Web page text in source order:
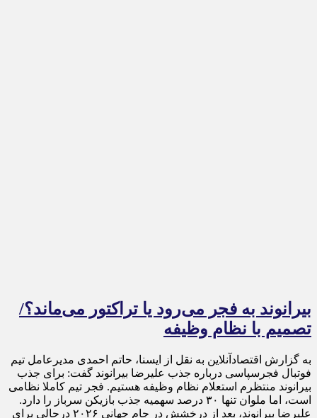
بیرانوند به فجر می‌رود یا تراکتور می‌ماند؟/
تصمیم با نظام وظیفه
به گزارش اقتصادآنلاین به نقل از ایسنا، حاتم احمدی مدیرعامل تیم
فوتبال فجرسپاسی درباره جذب علیرضا بیرانوند گفت: برای جذب
بیرانوند منتظرم استعلام نظام وظیفه هستیم. فجر تیم کاملا نظامی
است، اما ملوان تنها ۳۰ درصد سهمیه جذب بازیکن سرباز را دارد.
علیرضا بیرانوند، بعد از درخشش در جام جهانی ۲۰۲۶ درحالی برای